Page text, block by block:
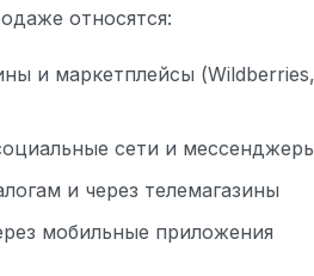
относятся:
и маркетплейсы
сети и
и через телемагазины
мобильные приложения